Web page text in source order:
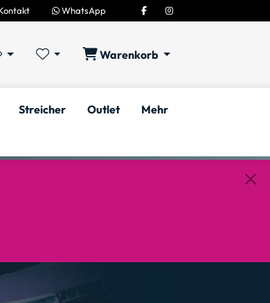
WhatsApp
Warenkorb
Streicher Outlet Mehr